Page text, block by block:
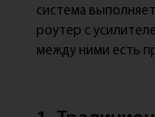
система
роутер с
между ними есть